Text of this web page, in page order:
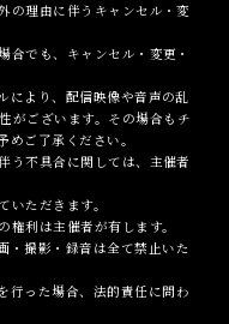
の理由に伴うキャンセル・変
合でも、キャンセル・変更・
により、配信映像や音声の乱
がございます。その場合もチ
ご了承ください。
う不具合に関しては、主催者
いただきます。
権利は主催者が有します。
・撮影・録音は全て禁止いた
行った場合、法的責任に問わ